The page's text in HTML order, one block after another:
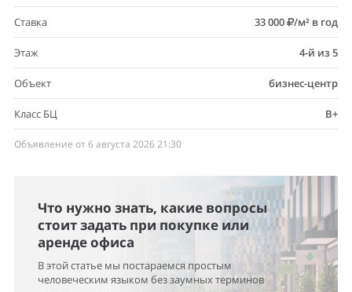
Ставка 33 000 /м² в год
Этаж 4-й из 5
Объект бизнес-центр
Класс БЦ B+
Объявление от 6 августа 2026 21:30
Что нужно знать, какие вопросы
стоит задать при покупке или
аренде офиса
В этой статье мы постараемся простым
человеческим языком без заумных терминов